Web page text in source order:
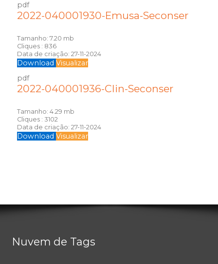
pdf
2022-040001930-Emusa-Seconser
Tamanho: 7.20 mb
Cliques : 836
Data de criação: 27-11-2024
Download Visualizar
pdf
2022-040001936-Clin-Seconser
Tamanho: 4.29 mb
Cliques : 3102
Data de criação: 27-11-2024
Download Visualizar
Nuvem de Tags